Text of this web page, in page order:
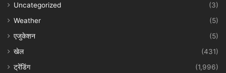
Uncategorized
(3)
Weather
(5)
एजुकेशन
(5)
खेल
(431)
ट्रेंडिंग
(1,996)